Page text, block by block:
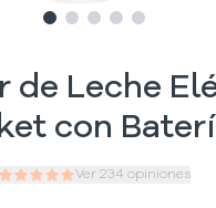
Slide1
Slide2
Slide3
SlideSlide
de Leche
con
Ver 234 opiniones